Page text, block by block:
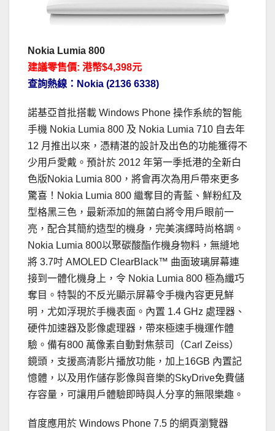
Nokia Lumia 800
建議零售價: 港幣$4,398元
查詢熱線：Nokia (2136 6338)
諾基亞首批搭載 Windows Phone 操作系統的智能
手機 Nokia Lumia 800 及 Nokia Lumia 710 自去年
12 月推出以來，憑精湛的設計及出色的功能獲得不
少用戶愛戴。預計於 2012 年第一季抵港的全新白
色版Nokia Lumia 800，將會再次為用戶帶來更多
驚喜！Nokia Lumia 800 繼奪目的青藍、鮮粉紅及
型格黑三色，最新添加的無菌白將令用戶眼前一
亮，配合其簡約造型的機身，完美演繹時尚格調。
Nokia Lumia 800以聚碳酸酯作機身物料，無縫地
將 3.7吋 AMOLED ClearBlack™ 曲面玻璃屏幕連
接到一體化機身上，令 Nokia Lumia 800 極為纖巧
奪目。特製的不反光顯示屏幕令手機內容更見鮮
明，尤如浮現於手機表面。內置 1.4 GHz 處理器、
硬件加速器及影像處理器，帶來極速手機運作體
驗。備有800 萬像素自動對焦蔡司（Carl Zeiss）
鏡頭，支援高清影片播放功能，加上16GB 內置記
憶體，以及用作儲存影像與音樂的SkyDrive免費儲
存容量，可讓用戶體驗即時與人分享的無限樂趣。
首度應用於 Windows Phone 7.5 的網頁瀏覽器